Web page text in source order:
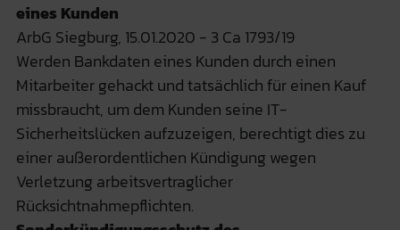
eines Kunden
ArbG Siegburg, 15.01.2020 - 3 Ca 1793/19
Werden Bankdaten eines Kunden durch einen
Mitarbeiter gehackt und tatsächlich für einen Kauf
missbraucht, um dem Kunden seine IT-
Sicherheitslücken aufzuzeigen, berechtigt dies zu
einer außerordentlichen Kündigung wegen
Verletzung arbeitsvertraglicher
Rücksichtnahmepflichten.